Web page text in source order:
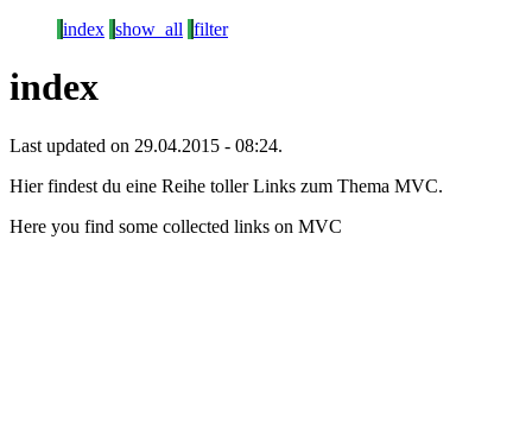
index show_all filter
index
Last updated on 29.04.2015 - 08:24.
Hier findest du eine Reihe toller Links zum Thema MVC.
Here you find some collected links on MVC